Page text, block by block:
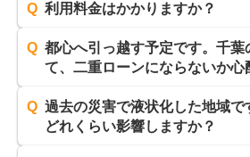
Q 利用料金はかかりますか？
Q 都心へ引っ越す予定です。千葉
て、二重ローンにならないか心
Q 過去の災害で液状化した地域で
どれくらい影響しますか？